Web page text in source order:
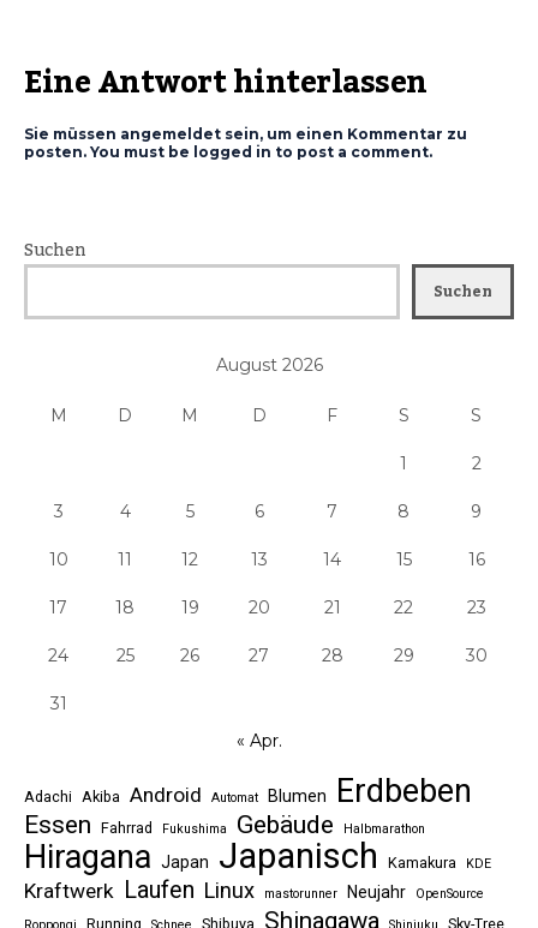
Eine Antwort hinterlassen
Sie müssen angemeldet sein, um einen Kommentar zu
posten. You must be logged in to post a comment.
Suchen
Suchen
August 2026
M D M D F S S
1 2
3 4 5 6 7 8 9
10 11 12 13 14 15 16
17 18 19 20 21 22 23
24 25 26 27 28 29 30
31
« Apr.
Adachi Akiba Android Automat Blumen Erdbeben
Essen Fahrrad Fukushima Gebäude Halbmarathon
Hiragana Japan Japanisch Kamakura KDE
Kraftwerk Laufen Linux mastorunner Neujahr
OpenSource
Running Shibuya Shinagawa Sky-Tree